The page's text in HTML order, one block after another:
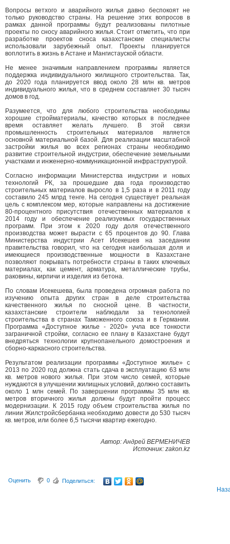
Вопросы ветхого и аварийного жилья давно беспокоят не
только руководство страны. На решение этих вопросов в
рамках данной программы будут реализованы пилотные
проекты по сносу аварийного жилья. Стоит отметить, что при
разработке проектов сноса казахстанские специалисты
использовали зарубежный опыт. Проекты планируется
воплотить в жизнь в Астане и Мангистауской области.
Не менее значимым направлением программы является
поддержка индивидуального жилищного строительства. Так,
до 2020 года планируется ввод около 28 млн кв. метров
индивидуального жилья, что в среднем составляет 30 тысяч
домов в год.
Разумеется, что для любого строительства необходимы
хорошие стройматериалы, качество которых в последнее
время оставляет желать лучшего. В этой связи
промышленность строительных материалов является
основной материальной базой. Для реализации масштабной
застройки жилья во всех регионах страны необходимо
развитие строительной индустрии, обеспечение земельными
участками и инженерно-коммуникационной инфраструктурой.
Согласно информации Министерства индустрии и новых
технологий РК, за прошедшие два года производство
строительных материалов выросло в 1,5 раза и в 2011 году
составило 245 млрд тенге. На сегодня существует реальная
цель с комплексом мер, которые направлены на достижение
80-процентного присутствия отечественных материалов к
2014 году и обеспечение реализуемых государственных
программ. При этом к 2020 году доля отечественного
производства может вырасти с 65 процентов до 90. Глава
Министерства индустрии Асет Исекешев на заседании
правительства говорил, что на сегодня наибольшая доля и
имеющиеся производственные мощности в Казахстане
позволяют покрывать потребности страны в таких ключевых
материалах, как цемент, арматура, металлические трубы,
раковины, кирпичи и изделия из бетона.
По словам Исекешева, была проведена огромная работа по
изучению опыта других стран в деле строительства
качественного жилья по сносной цене. В частности,
казахстанские строители наблюдали за технологией
строительства в странах Таможенного союза и в Германии.
Программа «Доступное жилье - 2020» учла все тонкости
заграничной стройки, согласно ее плану в Казахстане будут
внедряться технологии крупнопанельного домостроения и
сборно-каркасного строительства.
Результатом реализации программы «Доступное жилье» с
2013 по 2020 год должна стать сдача в эксплуатацию 63 млн
кв. метров нового жилья. При этом число семей, которые
нуждаются в улучшении жилищных условий, должно составить
около 1 млн семей. По завершении программы 35 млн кв.
метров вторичного жилья должны будут пройти процесс
модернизации. К 2015 году объем строительства жилья по
линии Жилстройсбербанка необходимо довести до 530 тысяч
кв. метров, или более 6,5 тысячи квартир ежегодно.
Автор: Андрей ВЕРМЕНИЧЕВ
Источник: zakon.kz
Оценить 0 Поделиться: